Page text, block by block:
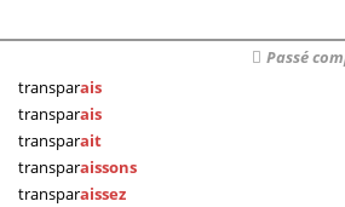
transparais
transparais
transparait
transparaissons
transparaissez
Passé